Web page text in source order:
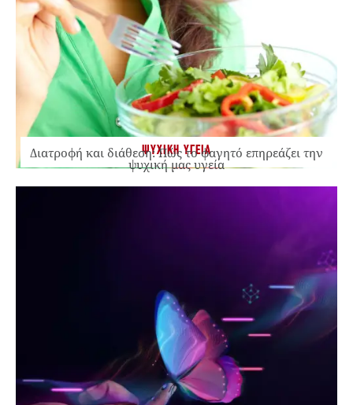
ΨΥΧΙΚΗ ΥΓΕΙΑ
Διατροφή και διάθεση: Πώς το φαγητό επηρεάζει την
ψυχική μας υγεία